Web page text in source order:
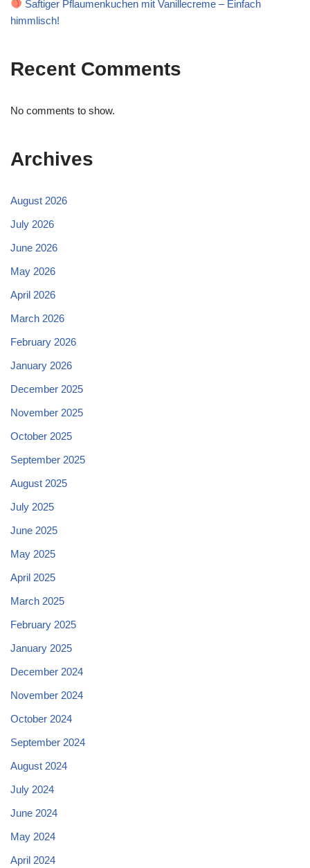
Saftiger Pflaumenkuchen mit Vanillecreme – Einfach
himmlisch!
Recent Comments
No comments to show.
Archives
August 2026
July 2026
June 2026
May 2026
April 2026
March 2026
February 2026
January 2026
December 2025
November 2025
October 2025
September 2025
August 2025
July 2025
June 2025
May 2025
April 2025
March 2025
February 2025
January 2025
December 2024
November 2024
October 2024
September 2024
August 2024
July 2024
June 2024
May 2024
April 2024